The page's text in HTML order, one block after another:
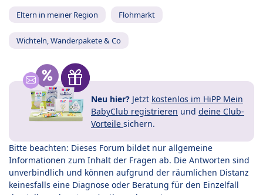
Eltern in meiner Region Flohmarkt
Wichteln, Wanderpakete & Co
Neu hier? Jetzt kostenlos im HiPP Mein
BabyClub registrieren und deine Club-
Vorteile sichern.
Bitte beachten: Dieses Forum bildet nur allgemeine
Informationen zum Inhalt der Fragen ab. Die Antworten sind
unverbindlich und können aufgrund der räumlichen Distanz
keinesfalls eine Diagnose oder Beratung für den Einzelfall